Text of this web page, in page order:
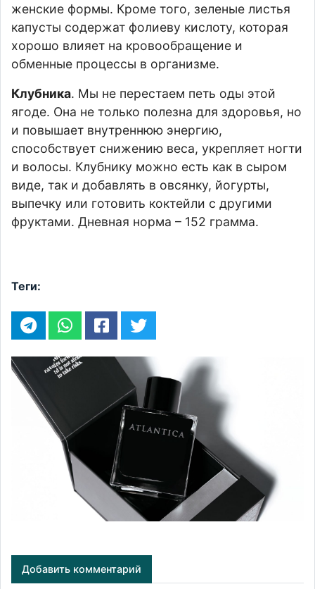
женские формы. Кроме того, зеленые листья
капусты содержат фолиеву кислоту, которая
хорошо влияет на кровообращение и
обменные процессы в организме.
Клубника. Мы не перестаем петь оды этой
ягоде. Она не только полезна для здоровья, но
и повышает внутреннюю энергию,
способствует снижению веса, укрепляет ногти
и волосы. Клубнику можно есть как в сыром
виде, так и добавлять в овсянку, йогурты,
выпечку или готовить коктейли с другими
фруктами. Дневная норма – 152 грамма.
Теги:
Добавить комментарий